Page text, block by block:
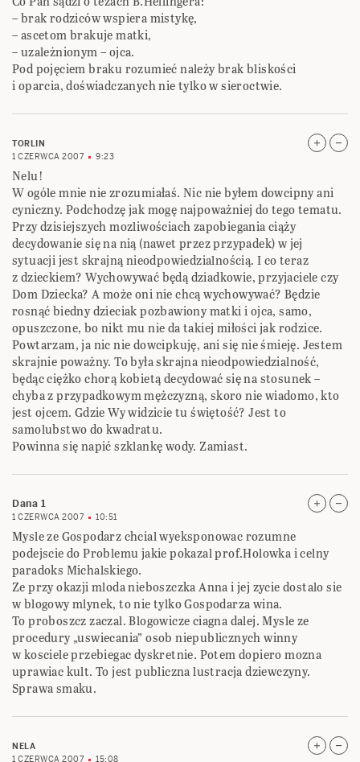
– brak rodziców wspiera mistykę,
– ascetom brakuje matki,
– uzależnionym – ojca.
Pod pojęciem braku rozumieć należy brak bliskości
i oparcia, doświadczanych nie tylko w sieroctwie.
TORLIN
1 CZERWCA 2007
9:23
Nelu!
W ogóle mnie nie zrozumiałaś. Nic nie byłem dowcipny ani
cyniczny. Podchodzę jak mogę najpoważniej do tego tematu.
Przy dzisiejszych mozliwościach zapobiegania ciąży
decydowanie się na nią (nawet przez przypadek) w jej
sytuacji jest skrajną nieodpowiedzialnością. I co teraz
z dzieckiem? Wychowywać będą dziadkowie, przyjaciele czy
Dom Dziecka? A może oni nie chcą wychowywać? Będzie
rosnąć biedny dzieciak pozbawiony matki i ojca, samo,
opuszczone, bo nikt mu nie da takiej miłości jak rodzice.
Powtarzam, ja nic nie dowcipkuję, ani się nie śmieję. Jestem
skrajnie poważny. To była skrajna nieodpowiedzialność,
będąc ciężko chorą kobietą decydować się na stosunek –
chyba z przypadkowym mężczyzną, skoro nie wiadomo, kto
jest ojcem. Gdzie Wy widzicie tu świętość? Jest to
samolubstwo do kwadratu.
Powinna się napić szklankę wody. Zamiast.
Dana 1
1 CZERWCA 2007 10:51
Mysle ze Gospodarz chcial wyeksponowac rozumne
podejscie do Problemu jakie pokazal prof.Holowka i celny
paradoks Michalskiego.
Ze przy okazji mloda nieboszczka Anna i jej zycie dostalo sie
w blogowy mlynek, to nie tylko Gospodarza wina.
To proboszcz zaczal. Blogowicze ciagna dalej. Mysle ze
procedury „uswiecania” osob niepublicznych winny
w kosciele przebiegac dyskretnie. Potem dopiero mozna
uprawiac kult. To jest publiczna lustracja dziewczyny.
Sprawa smaku.
NELA
1 CZERWCA 2007
15:08